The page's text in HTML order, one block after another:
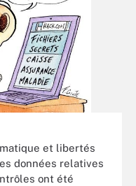
et libertés
données relatives
ont été